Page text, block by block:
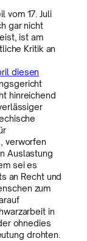
vom 17. Juli
gar nicht
ist am
Kritik an
diesen
hinreichend
verworfen
Auslastung
sei es
an Recht und
zum
in
ohnedies
drohten.